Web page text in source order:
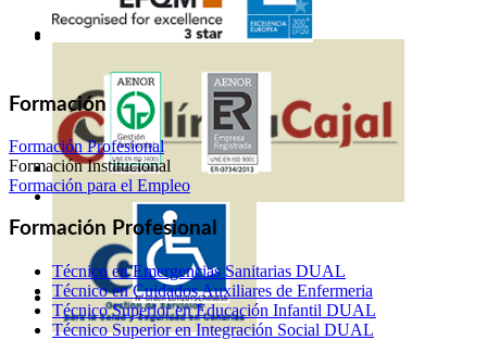
Formación
Formación Profesional
Formación Institucional
Formación para el Empleo
Formación Profesional
Técnico en Emergencias Sanitarias DUAL
Técnico en Cuidados Auxiliares de Enfermeria
Técnico Superior en Educación Infantil DUAL
Técnico Superior en Integración Social DUAL